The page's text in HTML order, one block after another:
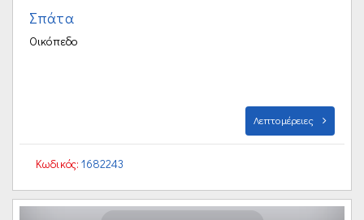
Σπάτα
Οικόπεδο
Λεπτομέρειες
Κωδικός: 1682243